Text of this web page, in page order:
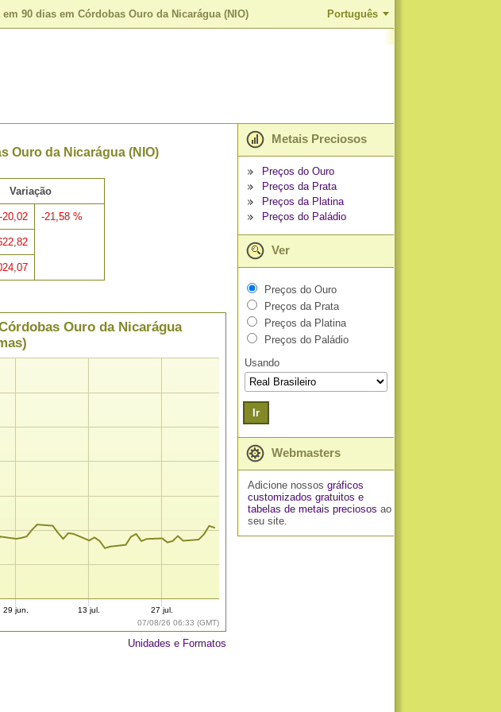
90 dias em Córdobas Ouro da Nicarágua (NIO) Português
Ouro da Nicarágua (NIO)
Variação
-20,02 -21,58 %
07/08/26 06:33 (GMT)
Ouro da Nicarágua
29 jun. 13 jul. 27 jul.
Unidades e Formatos
Metais Preciosos
Preços do Ouro
Preços da Prata
Preços da Platina
Preços do Paládio
Ver
Preços do Ouro
Preços da Prata
Preços da Platina
Preços do Paládio
Usando
Ir
Webmasters
Adicione nossos gráficos
customizados gratuitos e
tabelas de metais preciosos ao
seu site.